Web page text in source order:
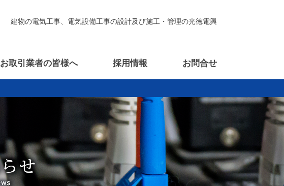
建物の電気工事、電気設備工事の設計及び施工・管理の光徳電興
お取引業者の皆様へ 採用情報 お問合せ